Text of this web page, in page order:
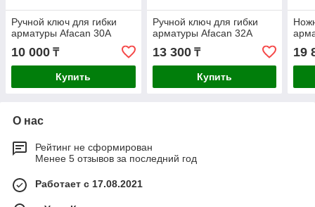
Ручной ключ для гибки
арматуры Afacan 30А
10 000 ₸
Купить
Ручной ключ для гибки
арматуры Afacan 32А
13 300₸
Купить
19
О нас
Рейтинг не сформирован
Менее 5 отзывов за последний год
Работает с 17.08.2021